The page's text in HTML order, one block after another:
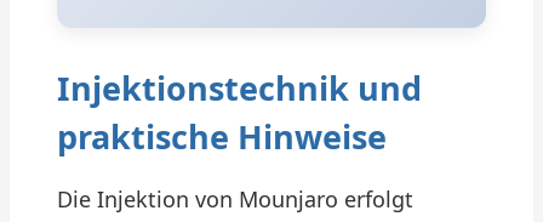
Injektionstechnik und
praktische Hinweise
Die Injektion von Mounjaro erfolgt